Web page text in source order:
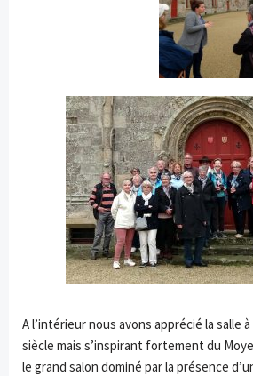
A l’intérieur nous avons apprécié la salle
siècle mais s’inspirant fortement du
le grand salon dominé par la présence